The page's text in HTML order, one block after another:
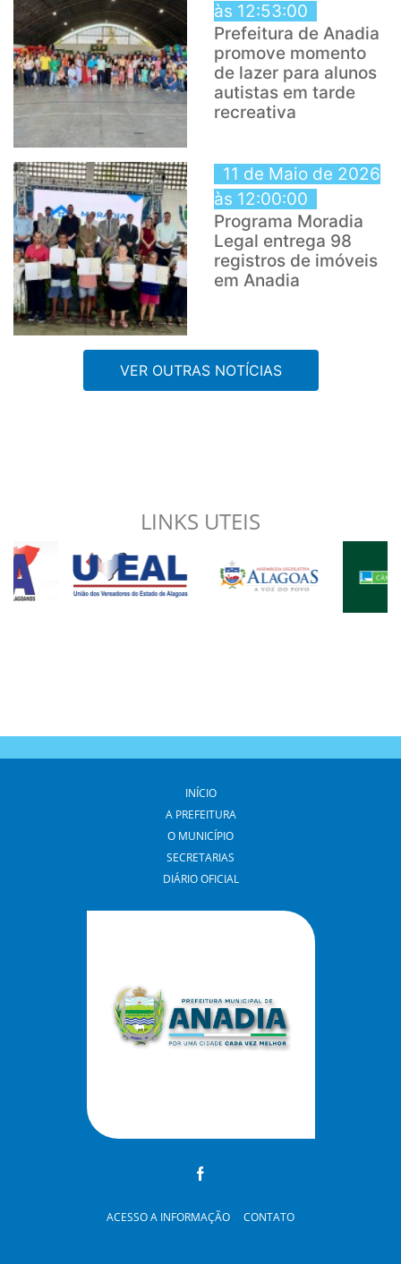
às 12:53:00
Prefeitura de Anadia
promove momento
de lazer para alunos
autistas em tarde
recreativa
11 de Maio de 2026
às 12:00:00
Programa Moradia
Legal entrega 98
registros de imóveis
em Anadia
VER OUTRAS NOTÍCIAS
LINKS UTEIS
INÍCIO
A PREFEITURA
O MUNICÍPIO
SECRETARIAS
DIÁRIO OFICIAL
ACESSO A INFORMAÇÃO CONTATO